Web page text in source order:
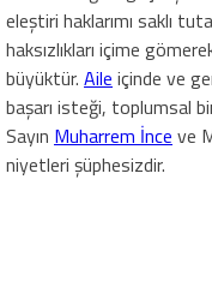
eleştiri haklarımı saklı
haksızlıkları içime
büyüktür. Aile içinde ve
başarı isteği, toplumsal
Sayın Muharrem İnce ve
niyetleri şüphesizdir.